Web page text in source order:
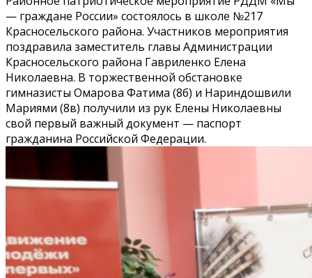
— граждане России» состоялось в школе №217
Красносельского района. Участников мероприятия
поздравила заместитель главы Администрации
Красносельского района Гавриленко Елена
Николаевна. В торжественной обстановке
гимназисты Омарова Фатима (8б) и Нариндошвили
Мариями (8в) получили из рук Елены Николаевны
свой первый важный документ — паспорт
гражданина Российской Федерации.